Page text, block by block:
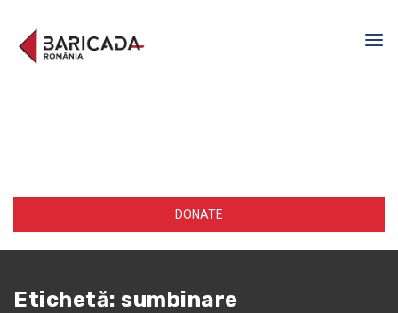
DONATE
Etichetă: sumbinare